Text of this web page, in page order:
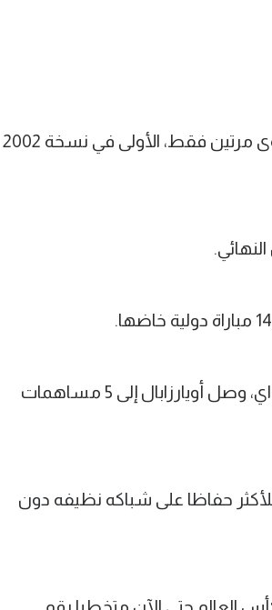
ومنذ بداية الألفية لم يتخط منتخب إسبانيا ثمن النهائي سوى مرتين فقط، الأولى في نسخة 2002
وبالرغم من فشله في التسجيل أمام كاب فيردي وأوروجواي، وصل أويارزابال إلى 5 مساهمات
حفاظا على شباكه نظيفه دون